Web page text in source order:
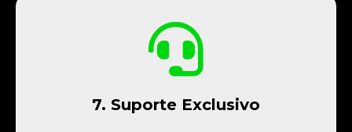
7. Suporte Exclusivo